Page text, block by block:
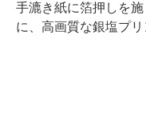
手漉き紙に箔押しを
に、高画質な銀塩プ